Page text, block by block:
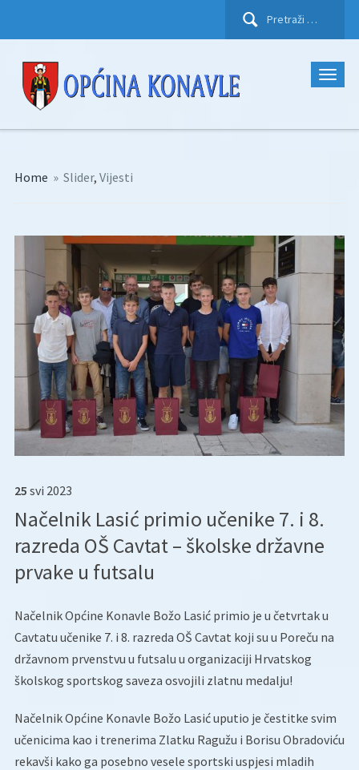
Pretraži:
Home » Slider, Vijesti
25 svi 2023
Načelnik Lasić primio učenike 7. i 8.
razreda OŠ Cavtat – školske državne
prvake u futsalu
Načelnik Općine Konavle Božo Lasić primio je u četvrtak u
Cavtatu učenike 7. i 8. razreda OŠ Cavtat koji su u Poreču na
državnom prvenstvu u futsalu u organizaciji Hrvatskog
školskog sportskog saveza osvojili zlatnu medalju!
Načelnik Općine Konavle Božo Lasić uputio je čestitke svim
učenicima kao i trenerima Zlatku Ragužu i Borisu Obradoviću
rekavši kako ga posebno vesele sportski uspjesi mladih